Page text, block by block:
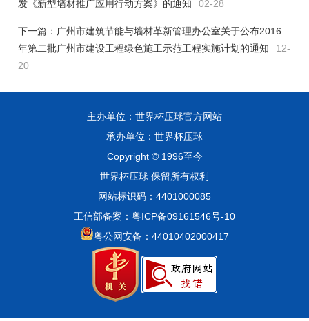
发《新型墙材推广应用行动方案》的通知
02-28
下一篇： 广州市建筑节能与墙材革新管理办公室关于公布2016
年第二批广州市建设工程绿色施工示范工程实施计划的通知
12-
20
主办单位：世界杯压球官方网站
承办单位：世界杯压球
Copyright © 1996至今
世界杯压球 保留所有权利
网站标识码：4401000085
工信部备案：粤ICP备09161546号-10
粤公网安备：44010402000417